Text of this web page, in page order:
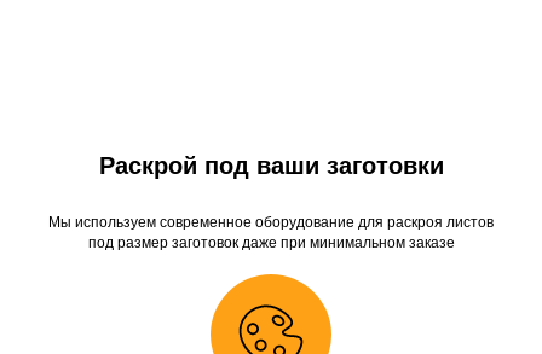
Раскрой под ваши заготовки
Мы используем современное оборудование для раскроя листов
под размер заготовок даже при минимальном заказе